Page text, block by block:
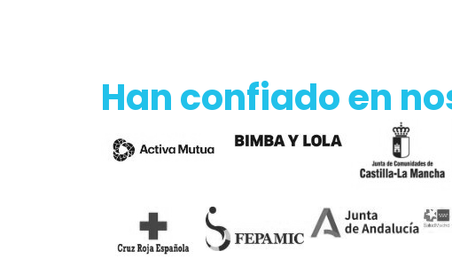
Han confiado en